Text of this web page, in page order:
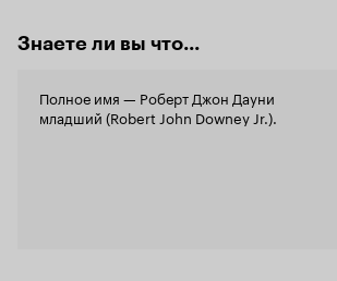
Знаете ли вы что...
Полное имя — Роберт Джон Дауни
младший (Robert John Downey Jr.).